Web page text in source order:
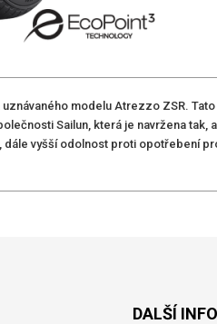
modelu Atrezzo ZSR. Tato
Sailun, která je navržena tak,
dále vyšší odolnost proti opotřebení
DALŠÍ